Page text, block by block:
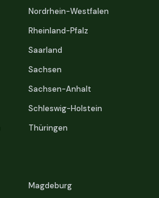
Nordrhein-Westfalen
Rheinland-Pfalz
Saarland
Sachsen
Sachsen-Anhalt
Schleswig-Holstein
Thüringen
Magdeburg